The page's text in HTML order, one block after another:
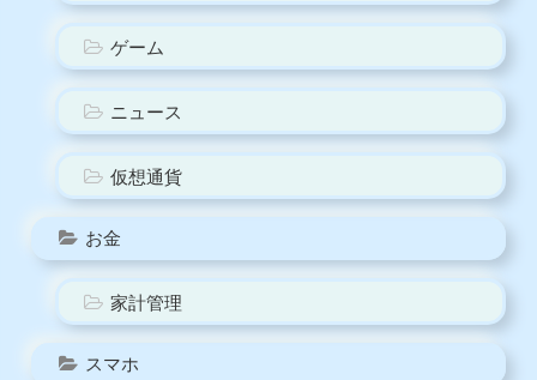
ゲーム
ニュース
仮想通貨
お金
家計管理
スマホ